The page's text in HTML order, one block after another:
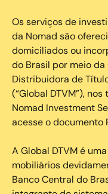
Os serviços de
da Nomad são
domiciliados ou
do Brasil por meio
Distribuidora de
(“Global DTVM”),
Nomad Investment
acesse o documento
A Global DTVM é
mobiliários
Banco Central do